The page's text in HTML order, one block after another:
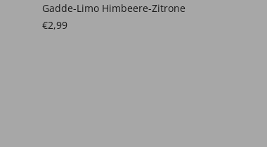
Gadde-Limo Himbeere-Zitrone
€2,99